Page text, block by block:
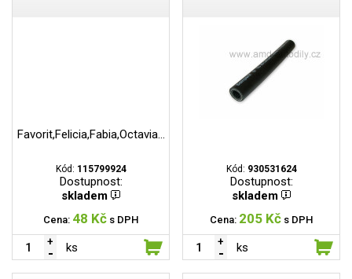
Favorit,Felicia,Fabia,Octavia...
Kód: 115799924
Dostupnost:
skladem
Cena: 48 Kč s DPH
ks
Kód: 930531624
Dostupnost:
skladem
Cena: 205 Kč s DPH
ks